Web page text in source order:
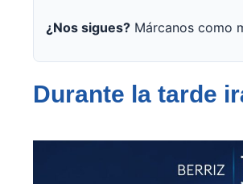
¿Nos sigues?Márcanos como
Durante la tarde